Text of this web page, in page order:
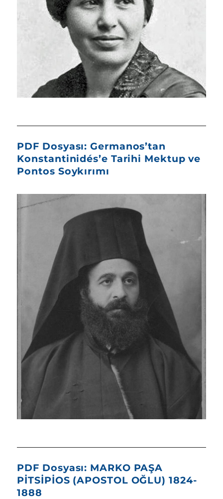
PDF Dosyası: Germanos’tan
Konstantinidés’e Tarihi Mektup ve
Pontos Soykırımı
PDF Dosyası: MARKO PAŞA
PİTSİPİOS (APOSTOL OĞLU) 1824-
1888